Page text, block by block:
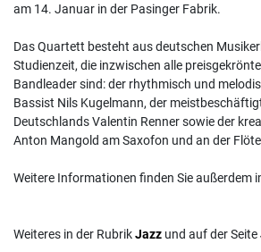
am 14. Januar in der Pasinger Fabrik.
Das Quartett besteht aus deutschen
Studienzeit, die inzwischen alle
Bandleader sind: der rhythmisch und
Bassist Nils Kugelmann, der
Deutschlands Valentin Renner sowie der
Anton Mangold am Saxofon und an der
Weitere Informationen finden Sie außerdem
Weiteres in der RubrikJazz und auf der Seite